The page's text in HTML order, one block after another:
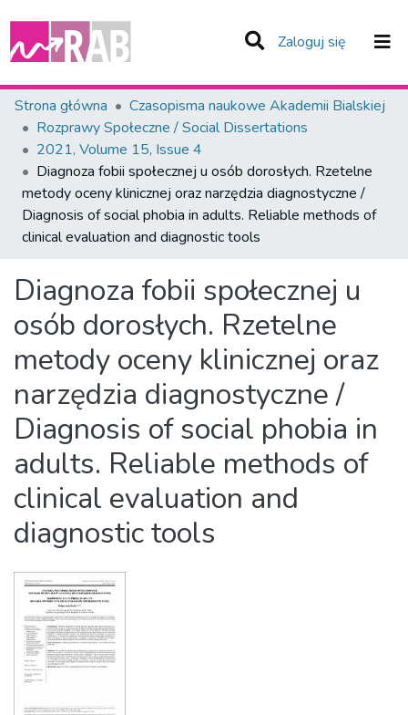
Zaloguj się (current)
Zespoły i Kolekcje
Statystyka
Całe Repozytorium
Strona główna
Czasopisma naukowe Akademii Bialskiej
Rozprawy Społeczne / Social Dissertations
2021, Volume 15, Issue 4
Diagnoza fobii społecznej u osób dorosłych. Rzetelne
metody oceny klinicznej oraz narzędzia diagnostyczne /
Diagnosis of social phobia in adults. Reliable methods of
clinical evaluation and diagnostic tools
Diagnoza fobii społecznej u
osób dorosłych. Rzetelne
metody oceny klinicznej oraz
narzędzia diagnostyczne /
Diagnosis of social phobia in
adults. Reliable methods of
clinical evaluation and
diagnostic tools